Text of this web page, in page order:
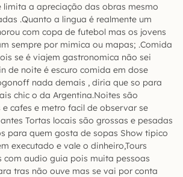
limita a apreciação das obras mesmo
.Quanto a lingua é realmente um
com copa de futebol mas os jovens
sempre por mimica ou mapas; .Comida
se é viajem gastronomica não sei
de noite é escuro comida em dose
nada demais , diria que so para
chic o da Argentina.Noites são
cafes e metro facil de observar se
Tortas locais são grossas e pesadas
para quem gosta de sopas Show tipico
executado e vale o dinheiro,Tours
com audio guia pois muita pessoas
tras não ouve mas se vai por conta